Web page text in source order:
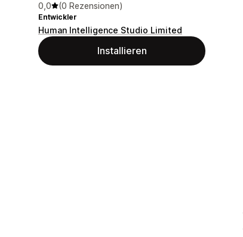
0,0 (0 Rezensionen)
Entwickler
Human Intelligence Studio Limited
Installieren